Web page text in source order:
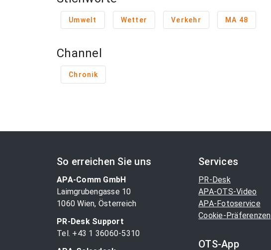
Umwelt Wetter Verkehr MA 48
Channel
Chronik
So erreichen Sie uns
APA-Comm GmbH
Laimgrubengasse 10
1060 Wien, Österreich
PR-Desk Support
Tel. +43 1 36060-5310
Services
PR-Desk
APA-OTS-Video
APA-Fotoservice
Cookie-Präferenzen
OTS-App